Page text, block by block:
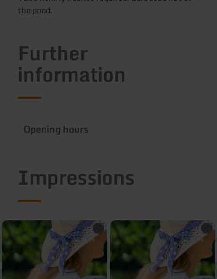
the pond.
Further
information
Opening hours
Impressions